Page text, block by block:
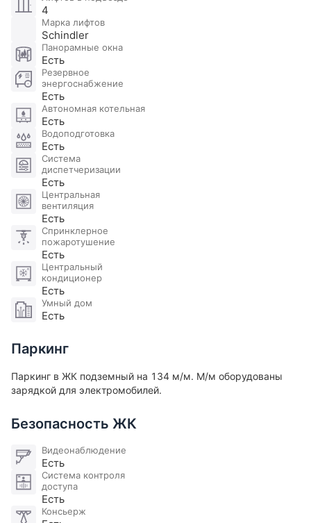
изысканные рестораны, фудмолл «ДЕПО» и
гастрохолл на Тишинке. Поблизости Музей
современного искусства, Концертный зал им.
Чайковского, известные московские театры –
Театр Сатиры, МХАТ, Практика, Электротеатр
Станиславского и Драмтеатр им. Пушкина.
4
Марка лифтов
Schindler
Панорамные окна
Есть
Резервное
энергоснабжение
Есть
Автономная котельная
Есть
Водоподготовка
Есть
Система
диспетчеризации
Есть
Центральная
вентиляция
Есть
Спринклерное
пожаротушение
Есть
Центральный
кондиционер
Есть
Умный дом
Есть
Паркинг
Паркинг в ЖК подземный на 134 м/м. М/м оборудованы
зарядкой для электромобилей​.
Безопасность ЖК
Видеонаблюдение
Есть
Система контроля
доступа
Есть
Консьерж